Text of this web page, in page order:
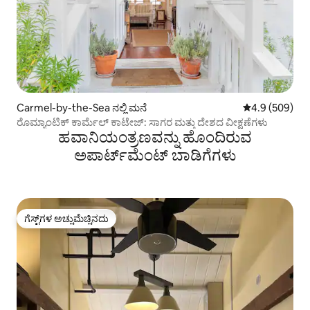
Carmel-by-the-Sea ನಲ್ಲಿ ಮನೆ 5 ರಲ್ಲಿ 4.9
4.9 (509)
ರೊಮ್ಯಾಂಟಿಕ್ ಕಾರ್ಮೆಲ್ ಕಾಟೇಜ್: ಸಾಗರ ಮತ್ತು ದೇಶದ ವೀಕ್ಷಣೆಗಳು
ಹವಾನಿಯಂತ್ರಣವನ್ನು ಹೊಂದಿರುವ
ಅಪಾರ್ಟ್‌ಮೆಂಟ್‌ ಬಾಡಿಗೆಗಳು
ಗೆಸ್ಟ್‌ಗಳ ಅಚ್ಚುಮೆಚ್ಚಿನದು
ಗೆಸ್ಟ್‌ಗಳ ಅಚ್ಚುಮೆಚ್ಚಿನದು